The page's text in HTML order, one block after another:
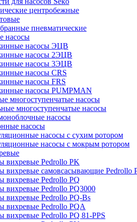
центробежные
пневматические
насосы
насосы ЭЦВ
насосы 2ЭЦВ
насосы 3ЭЦВ
насосы CRS
насосы FRS
насосы PUMPMAN
многоступенчатые насосы
многоступенчатые насосы
насосы
насосы
насосы с сухим ротором
насосы с мокрым ротором
вихревые Pedrollo PK
вихревые самовсасывающие Pedrollo
вихревые Pedrollo PQ
вихревые Pedrollo PQ3000
вихревые Pedrollo PQ-Bs
вихревые Pedrollo PQA
вихревые Pedrollo PQ 81-PPS